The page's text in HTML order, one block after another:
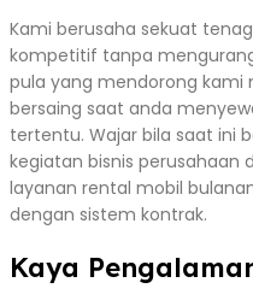
Kami berusaha sekuat
kompetitif tanpa
pula yang mendorong kami
bersaing saat anda
tertentu. Wajar bila saat ini
kegiatan bisnis perusahaan
layanan rental mobil
dengan sistem kontrak.
Kaya